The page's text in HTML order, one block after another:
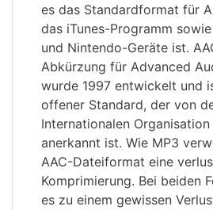
es das Standardformat für
das iTunes-Programm
und Nintendo-Geräte ist.
Abkürzung für Advanced
wurde 1997 entwickelt und
offener Standard, der von
Internationalen
anerkannt ist. Wie MP3
AAC-Dateiformat eine
Komprimierung. Bei beiden
es zu einem gewissen